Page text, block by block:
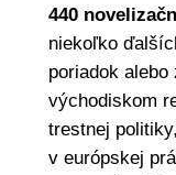
440
niekoľko
poriadok
východiskom
trestnej
v európskej